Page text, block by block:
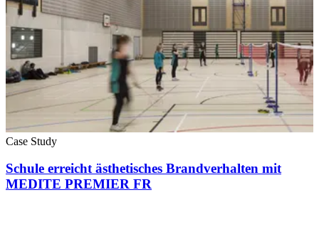
Case Study
Schule erreicht ästhetisches Brandverhalten mit
MEDITE PREMIER FR